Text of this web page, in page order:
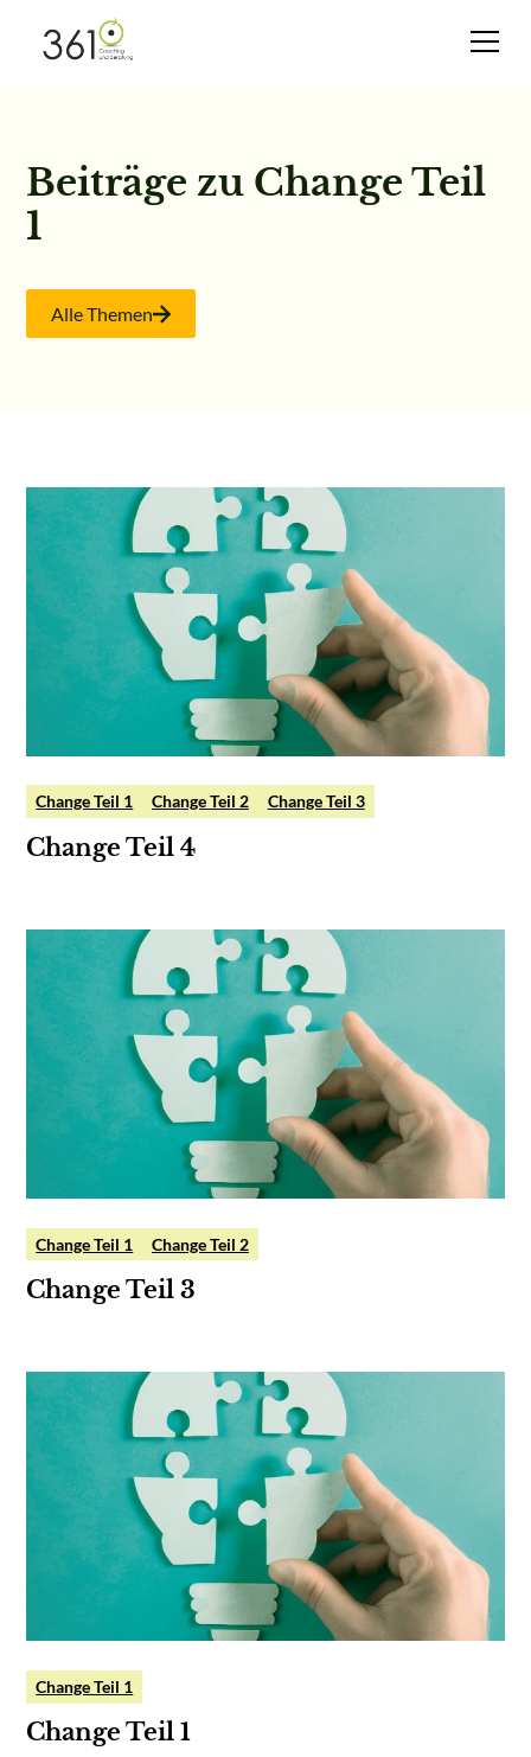
Beiträge zu Change Teil
1
Alle Themen
Change Teil 1 Change Teil 2 Change Teil 3
Change Teil 4
Change Teil 1 Change Teil 2
Change Teil 3
Change Teil 1
Change Teil 1